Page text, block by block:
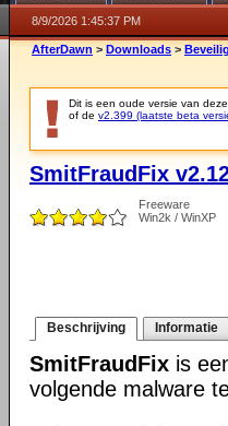
8/9/2026 1:45:37 PM
AfterDawn > Downloads >
Dit is een oude versie van
of de v2.399 (laatste beta
SmitFraudFix
Freeware
Win2k / WinXP
Beschrijving Informatie
SmitFraudFix is
volgende malware